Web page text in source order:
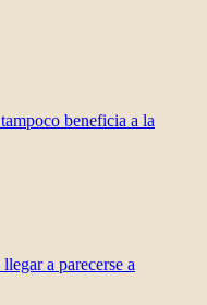
beneficia a la
a parecerse a